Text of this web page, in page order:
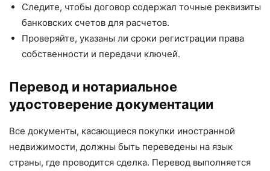
Следите, чтобы договор содержал точные реквизиты
банковских счетов для расчетов.
Проверяйте, указаны ли сроки регистрации права
собственности и передачи ключей.
Перевод и нотариальное
удостоверение документации
Все документы, касающиеся покупки иностранной
недвижимости, должны быть переведены на язык
страны, где проводится сделка. Перевод выполняется